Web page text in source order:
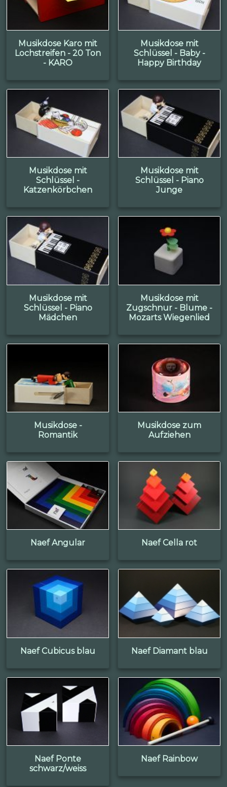
Musikdose Karo mit
Lochstreifen - 20 Ton
- KARO
Musikdose mit
Schlüssel - Baby -
Happy Birthday
Musikdose mit
Schlüssel -
Katzenkörbchen
Musikdose mit
Schlüssel - Piano
Junge
Musikdose mit
Schlüssel - Piano
Mädchen
Musikdose mit
Zugschnur - Blume -
Mozarts Wiegenlied
Musikdose -
Romantik
Musikdose zum
Aufziehen
Naef Angular Naef Cella rot
Naef Cubicus blau Naef Diamant blau
Naef Ponte
schwarz/weiss
Naef Rainbow